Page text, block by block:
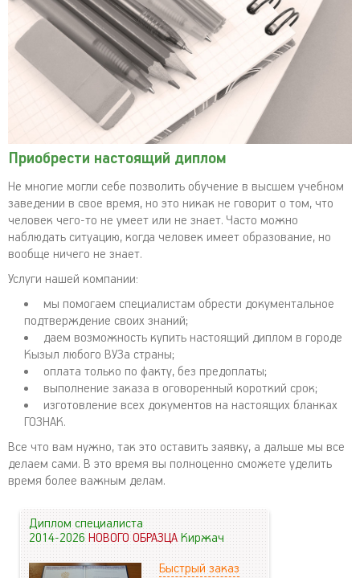
Приобрести настоящий диплом
Не многие могли себе позволить обучение в высшем учебном
заведении в свое время, но это никак не говорит о том, что
человек чего-то не умеет или не знает. Часто можно
наблюдать ситуацию, когда человек имеет образование, но
вообще ничего не знает.
Услуги нашей компании:
мы помогаем специалистам обрести документальное
подтверждение своих знаний;
даем возможность купить настоящий диплом в городе
Кызыл любого ВУЗа страны;
оплата только по факту, без предоплаты;
выполнение заказа в оговоренный короткий срок;
изготовление всех документов на настоящих бланках
ГОЗНАК.
Все что вам нужно, так это оставить заявку, а дальше мы все
делаем сами. В это время вы полноценно сможете уделить
время более важным делам.
Диплом специалиста
2014-2026НОВОГО ОБРАЗЦАКиржач
Быстрый заказ